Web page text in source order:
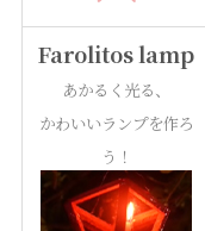
Farolitos lamp
あかるく光る、
かわいいランプを作ろ
う！